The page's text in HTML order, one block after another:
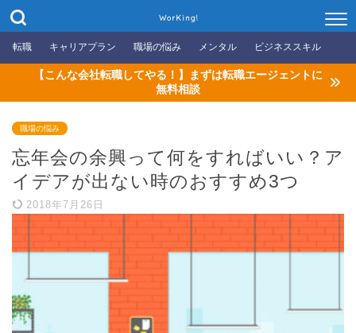
WorKing!
転職 キャリアプラン 職場の悩み メンタル ビジネススキル
【こんな会社転職してやる！】まずは転職エージェントに
無料相談
職場の悩み
忘年会の余興って何をすればいい？ア
イデアが出ない時のおすすめ3つ
2018年7月26日